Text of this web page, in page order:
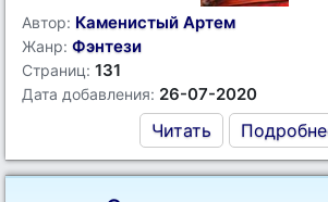
Автор: Каменистый Артем
Жанр: Фэнтези
Страниц: 131
Дата добавления: 26-07-2020
Читать